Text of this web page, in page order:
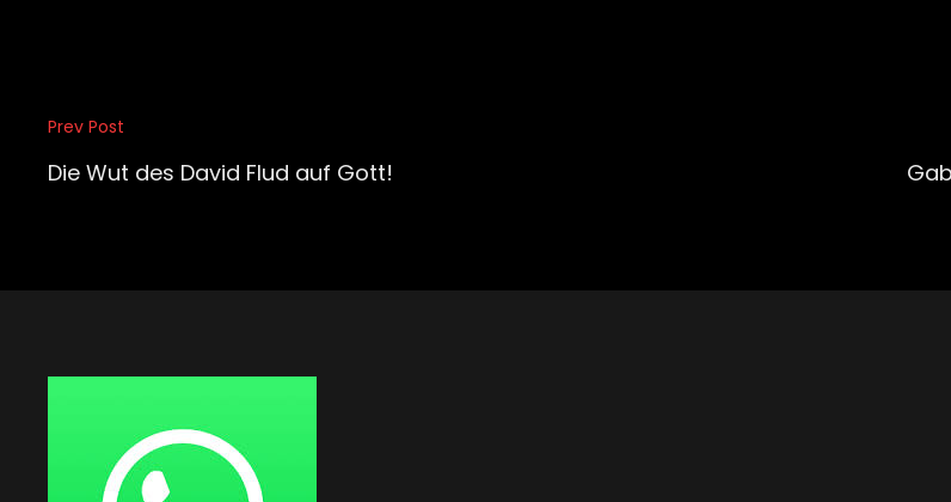
Beitragsnavigation
Previous
Post
Prev Post
Die Wut des David Flud auf Gott!